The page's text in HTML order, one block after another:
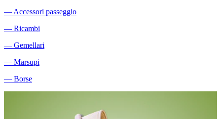
― Accessori passeggio
― Ricambi
― Gemellari
― Marsupi
― Borse